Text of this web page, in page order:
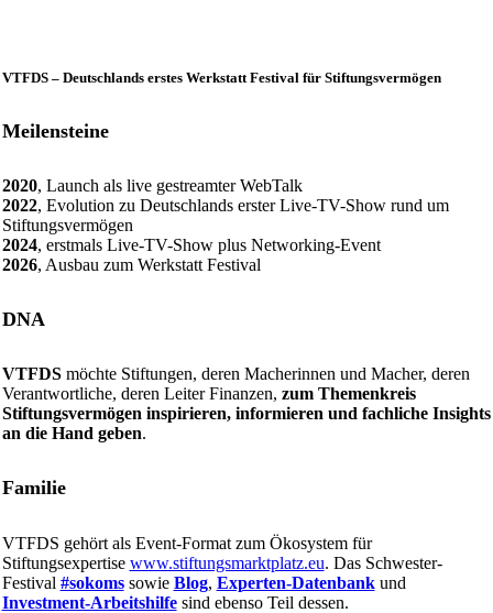
VTFDS – Deutschlands erstes Werkstatt Festival für Stiftungsvermögen
Meilensteine
2020, Launch als live gestreamter WebTalk
2022, Evolution zu Deutschlands erster Live-TV-Show rund um
Stiftungsvermögen
2024, erstmals Live-TV-Show plus Networking-Event
2026, Ausbau zum Werkstatt Festival
DNA
VTFDS möchte Stiftungen, deren Macherinnen und Macher, deren
Verantwortliche, deren Leiter Finanzen, zum Themenkreis
Stiftungsvermögen inspirieren, informieren und fachliche Insights
an die Hand geben.
Familie
VTFDS gehört als Event-Format zum Ökosystem für
Stiftungsexpertise www.stiftungsmarktplatz.eu. Das Schwester-
Festival #sokomssowie Blog, Experten-Datenbankund
Investment-Arbeitshilfesind ebenso Teil dessen.